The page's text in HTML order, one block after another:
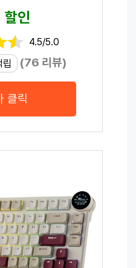
인
4.5/5.0
립 (76 리뷰)
클릭